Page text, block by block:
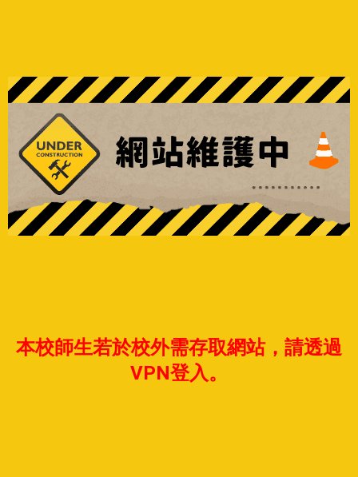
本校師生若於校外需存取網站，請透過
VPN登入。